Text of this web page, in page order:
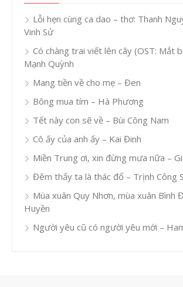
Lỗi hẹn cùng ca dao – thơ: Thanh
Vinh Sử
Có chàng trai viết lên cây (OST: Mắt
Mạnh Quỳnh
Mang tiền về cho mẹ – Đen
Bông mua tím – Hà Phương
Tết này con sẽ về – Bùi Công Nam
Cô ấy của anh ấy – Kai Đinh
Miền Trung ơi, xin đừng mưa nữa –
Đêm thấy ta là thác đổ – Trịnh Công
Mùa xuân Quy Nhơn, mùa xuân Bình
Huyền
Người yêu cũ có người yêu mới –